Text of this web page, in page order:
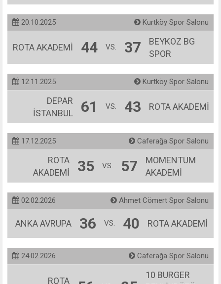
20.10.2025 Kurtköy Spor Salonu
ROTA AKADEMİ 44 VS. 37
BEYKOZ BG
SPOR
12.11.2025 Kurtköy Spor Salonu
DEPAR
İSTANBUL
61 VS. 43 ROTA AKADEMİ
17.12.2025 Caferağa Spor Salonu
ROTA
AKADEMİ
35 VS. 57
MOMENTUM
AKADEMİ
02.02.2026 Ahmet Cömert Spor Salonu
ANKA AVRUPA 36 VS. 40 ROTA AKADEMİ
24.02.2026 Caferağa Spor Salonu
ROTA
10 BURGER